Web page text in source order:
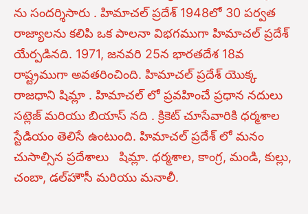
ను సందర్శిసారు . హిమాచల్ ప్రదేశ్1948లో 30 పర్వత
రాజ్యాలను కలిపి ఒక పాలనా విభగముగా హిమాచల్ ప్రదేశ్
యేర్పడినది. 1971, జనవరి 25న భారతదేశ 18వ
రాష్ట్రముగా అవతరించింది. హిమాచల్ ప్రదేశ్ యొక్క
రాజధాని షిమ్లా . హిమాచల్ లో ప్రవహించే ప్రధాన నదులు
సట్లెజ్ మరియు బియాస్ నది . క్రికెట్ చూసేవారికి ధర్మశాల
స్టేడియం తెలిసే ఉంటుంది. హిమాచల్ ప్రదేశ్ లో మనం
చుసాల్సిన ప్రదేశాలు షిమ్లా. ధర్మశాల, కాంగ్ర, మండి, కుల్లు,
చంబా, డల్‌హౌసీ మరియు మనాలీ.